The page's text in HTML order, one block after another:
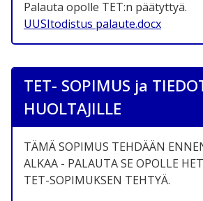
Palauta opolle TET:n päätyttyä.
UUSItodistus palaute.docx
TET- SOPIMUS ja
HUOLTAJILLE
TÄMÄ SOPIMUS TEHDÄÄN
ALKAA - PALAUTA SE OPOLLE
TET-SOPIMUKSEN TEHTYÄ.